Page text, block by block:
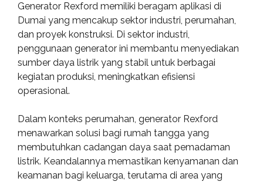
Generator Rexford memiliki beragam aplikasi di
Dumai yang mencakup sektor industri, perumahan,
dan proyek konstruksi. Di sektor industri,
penggunaan generator ini membantu menyediakan
sumber daya listrik yang stabil untuk berbagai
kegiatan produksi, meningkatkan efisiensi
operasional.
Dalam konteks perumahan, generator Rexford
menawarkan solusi bagi rumah tangga yang
membutuhkan cadangan daya saat pemadaman
listrik. Keandalannya memastikan kenyamanan dan
keamanan bagi keluarga, terutama di area yang